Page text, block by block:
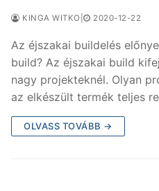
KINGA WITKO 2020-12-22
Az éjszakai buildelés
build? Az éjszakai build
nagy projekteknél. Olyan
az elkészült termék teljes
OLVASS TOVÁBB →